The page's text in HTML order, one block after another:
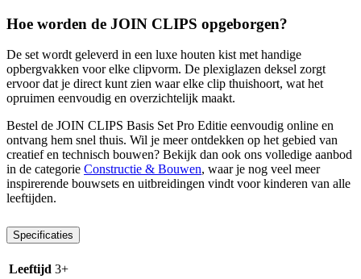
Hoe worden de JOIN CLIPS opgeborgen?
De set wordt geleverd in een luxe houten kist met handige
opbergvakken voor elke clipvorm. De plexiglazen deksel zorgt
ervoor dat je direct kunt zien waar elke clip thuishoort, wat het
opruimen eenvoudig en overzichtelijk maakt.
Bestel de JOIN CLIPS Basis Set Pro Editie eenvoudig online en
ontvang hem snel thuis. Wil je meer ontdekken op het gebied van
creatief en technisch bouwen? Bekijk dan ook ons volledige aanbod
in de categorie Constructie & Bouwen, waar je nog veel meer
inspirerende bouwsets en uitbreidingen vindt voor kinderen van alle
leeftijden.
Specificaties
Leeftijd 3+